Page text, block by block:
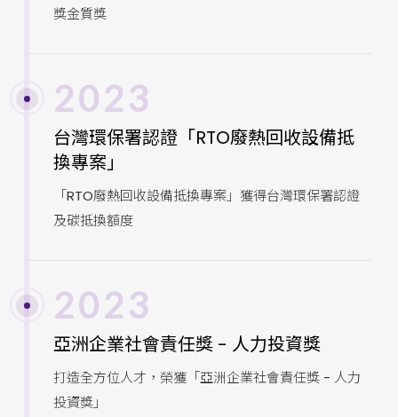
獎金質獎
2023
台灣環保署認證「RTO廢熱回收設備抵
換專案」
「RTO廢熱回收設備抵換專案」獲得台灣環保署認證
及碳抵換額度
2023
亞洲企業社會責任獎 - 人力投資獎
打造全方位人才，榮獲「亞洲企業社會責任獎 - 人力
投資獎」